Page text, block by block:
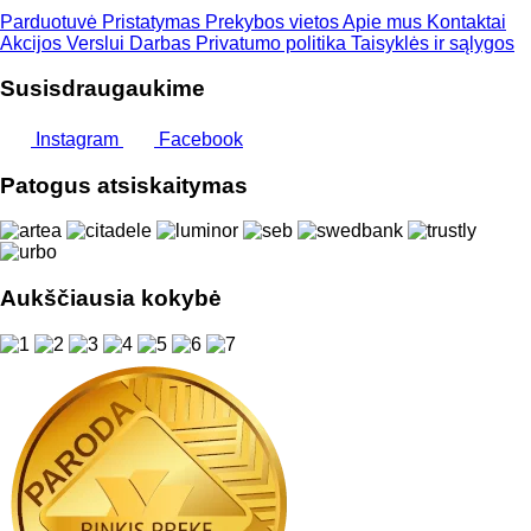
Parduotuvė Pristatymas Prekybos vietosApie mus Kontaktai
Akcijos Verslui Darbas Privatumo politika Taisyklės ir sąlygos
Susisdraugaukime
Instagram Facebook
Patogus atsiskaitymas
Aukščiausia kokybė